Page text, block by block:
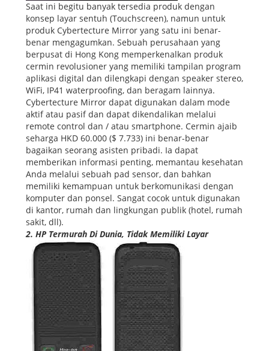
Saat ini begitu banyak tersedia produk dengan
konsep layar sentuh (Touchscreen), namun untuk
produk Cybertecture Mirror yang satu ini benar-
benar mengagumkan. Sebuah perusahaan yang
berpusat di Hong Kong memperkenalkan produk
cermin revolusioner yang memiliki tampilan program
aplikasi digital dan dilengkapi dengan speaker stereo,
WiFi, IP41 waterproofing, dan beragam lainnya.
Cybertecture Mirror dapat digunakan dalam mode
aktif atau pasif dan dapat dikendalikan melalui
remote control dan / atau smartphone. Cermin ajaib
seharga HKD 60.000 ($ 7.733) ini benar-benar
bagaikan seorang asisten pribadi. Ia dapat
memberikan informasi penting, memantau kesehatan
Anda melalui sebuah pad sensor, dan bahkan
memiliki kemampuan untuk berkomunikasi dengan
komputer dan ponsel. Sangat cocok untuk digunakan
di kantor, rumah dan lingkungan publik (hotel, rumah
sakit, dll).
2. HP Termurah Di Dunia, Tidak Memiliki Layar